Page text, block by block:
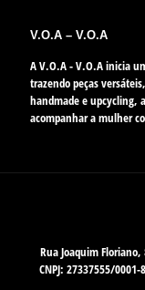
V.O.A – V.O.A
A V.O.A - V.O.A inicia
trazendo peças
handmade e upcycling,
acompanhar a mulher
Rua Joaquim
CNPJ: 27337555/